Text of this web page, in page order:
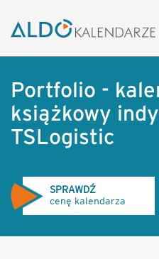
Portfolio -
książkowy
TSLogistic
SPRAWDŹ
cenę kalendarza